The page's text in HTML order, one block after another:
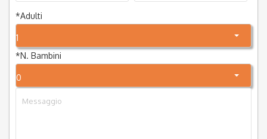
*Adulti
1
*N. Bambini
0